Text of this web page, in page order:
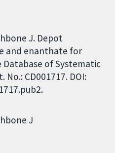
J. Depot
and enanthate for
Database of Systematic
No.: CD001717. DOI:
J